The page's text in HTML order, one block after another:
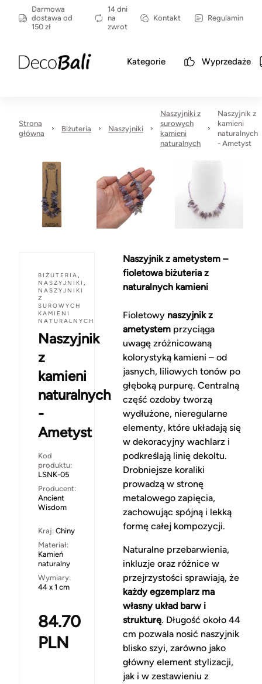
Darmowa
dostawa od
150 zł
14 dni
na
zwrot
Kontakt Regulamin
Kategorie Wyprzedaże
Strona
główna
Biżuteria Naszyjniki
Naszyjniki z
surowych
kamieni
naturalnych
Naszyjnik z
kamieni
naturalnych
- Ametyst
BIŻUTERIA,
NASZYJNIKI ,
NASZYJNIKI
Z
SUROWYCH
KAMIENI
NATURALNYCH
Naszyjnik
z
kamieni
naturalnych
-
Ametyst
Kod
produktu:
LSNK-05
Producent:
Ancient
Wisdom
Kraj: Chiny
Materiał:
Kamień
naturalny
Wymiary:
44 x 1 cm
84.70
PLN
Naszyjnik z ametystem –
fioletowa biżuteria z
naturalnych kamieni
Fioletowy naszyjnik z
ametystemprzyciąga
uwagę zróżnicowaną
kolorystyką kamieni – od
jasnych, liliowych tonów po
głęboką purpurę. Centralną
część ozdoby tworzą
wydłużone, nieregularne
elementy, które układają się
w dekoracyjny wachlarz i
podkreślają linię dekoltu.
Drobniejsze koraliki
prowadzą w stronę
metalowego zapięcia,
zachowując spójną i lekką
formę całej kompozycji.
Naturalne przebarwienia,
inkluzje oraz różnice w
przejrzystości sprawiają, że
każdy egzemplarz ma
własny układ barw i
strukturę. Długość około 44
cm pozwala nosić naszyjnik
blisko szyi, zarówno jako
główny element stylizacji,
jak i w zestawieniu z